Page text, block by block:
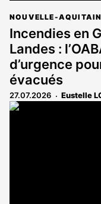
NOUVELLE-
Incendies en
Landes :
d’urgence
évacués
27.07.2026 Eustelle